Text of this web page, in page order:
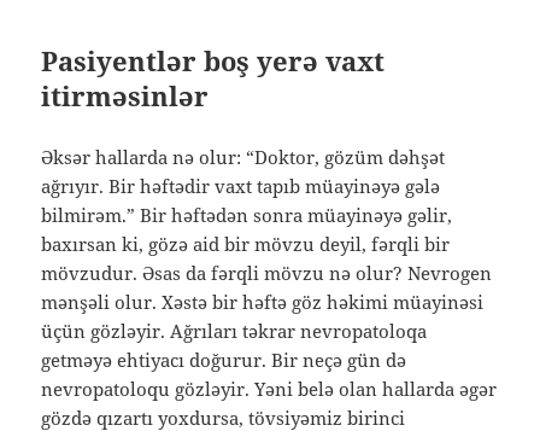
Pasiyentlər boş yerə vaxt
itirməsinlər
Əksər hallarda nə olur: “Doktor, gözüm dəhşət
ağrıyır. Bir həftədir vaxt tapıb müayinəyə gələ
bilmirəm.” Bir həftədən sonra müayinəyə gəlir,
baxırsan ki, gözə aid bir mövzu deyil, fərqli bir
mövzudur. Əsas da fərqli mövzu nə olur? Nevrogen
mənşəli olur. Xəstə bir həftə göz həkimi müayinəsi
üçün gözləyir. Ağrıları təkrar nevropatoloqa
getməyə ehtiyacı doğurur. Bir neçə gün də
nevropatoloqu gözləyir. Yəni belə olan hallarda əgər
gözdə qızartı yoxdursa, tövsiyəmiz birinci